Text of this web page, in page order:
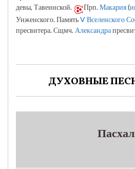
девы, Тавеннской.
Прп.Макария(
Унженского. ПамятьV Вселенского
пресвитера. Сщмч. Александра
ДУХОВНЫЕ